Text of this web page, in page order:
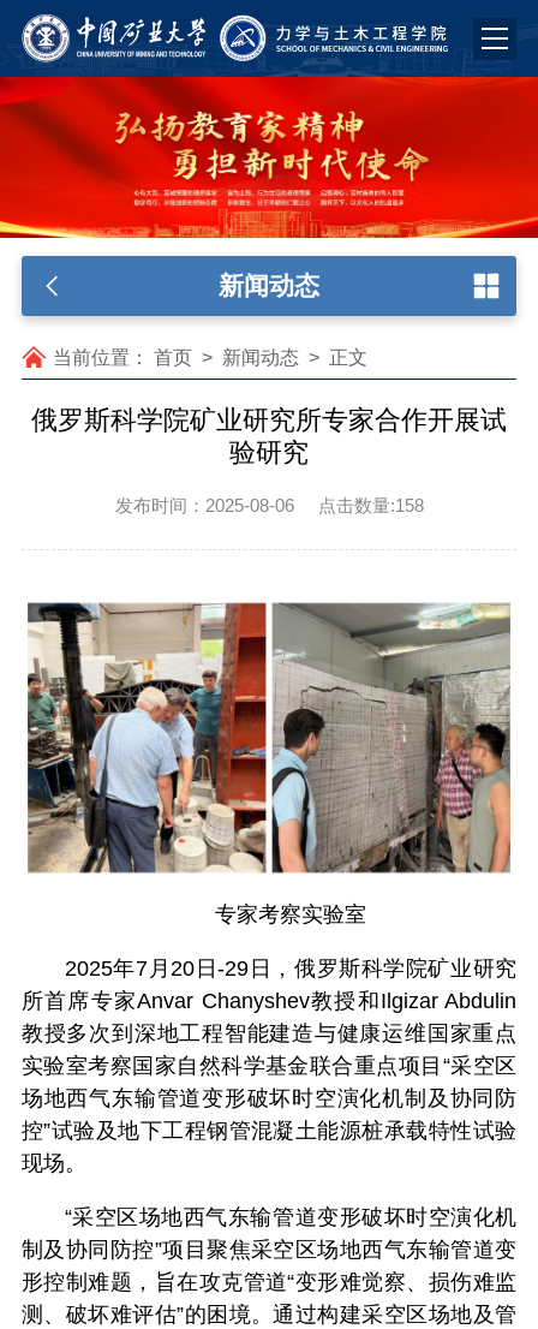
新闻动态
当前位置： 首页> 新闻动态> 正文
俄罗斯科学院矿业研究所专家合作开展试
验研究
发布时间：2025-08-06 点击数量:158
专家考察实验室
2025年7月20日-29日，俄罗斯科学院矿业研究
所首席专家Anvar Chanyshev教授和Ilgizar Abdulin
教授多次到深地工程智能建造与健康运维国家重点
实验室考察国家自然科学基金联合重点项目“采空区
场地西气东输管道变形破坏时空演化机制及协同防
控”试验及地下工程钢管混凝土能源桩承载特性试验
现场。
“采空区场地西气东输管道变形破坏时空演化机
制及协同防控”项目聚焦采空区场地西气东输管道变
形控制难题，旨在攻克管道“变形难觉察、损伤难监
测、破坏难评估”的困境。通过构建采空区场地及管